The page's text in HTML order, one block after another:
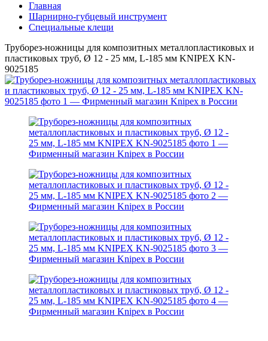
Главная
Шарнирно-губцевый инструмент
Специальные клещи
Труборез-ножницы для композитных металлопластиковых и
пластиковых труб, Ø 12 - 25 мм, L-185 мм KNIPEX KN-
9025185